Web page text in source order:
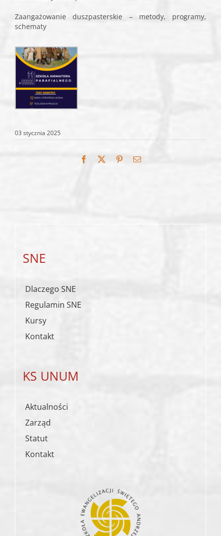
Zaangażowanie duszpasterskie – metody, programy,
schematy
03 stycznia 2025
Facebook PinterestEmail
SNE
Dlaczego SNE
Regulamin SNE
Kursy
Kontakt
KS UNUM
Aktualności
Zarząd
Statut
Kontakt